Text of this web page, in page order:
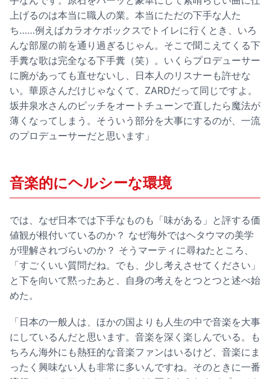
上げるのは本当に職人の業。本当にただの下手な人た
ち……例えばカラオケボックスでトイレに行くとき、いろ
んな部屋の前を通り過ぎるじゃん。そこで聞こえてくる下
手糞な歌は完全なる下手糞（笑）。いくらプロデューサー
に腕があっても直せないし、日本人のリスナーも許せな
い。華原さんだけじゃなくて、ZARDだって同じですよ。
坂井泉水さんのピッチをオートチューンで直したら魔法が
薄くなってしまう。そういう部分を大事にするのが、一流
のプロデューサーだと思います」
音楽的にヘルシーな環境
では、なぜ日本では下手なものも「味がある」と評する価
値観が根付いているのか？ なぜ海外ではヘタウマの美学
が理解されづらいのか？ そうマーティに尋ねたところ、
「すごくいい質問だね。でも、少し考えさせてください」
と下を向いて黙ったあと、自身の考えをとつとつと述べ始
めた。
「日本の一般人は、ほかの国よりも人生の中で音楽を大事
にしているんだと思います。音楽を深く楽しんでいる。も
ちろん海外にも熱狂的な音楽ファンはいるけど、音楽にま
ったく興味ない人も非常に多いんですね。そのときに一番